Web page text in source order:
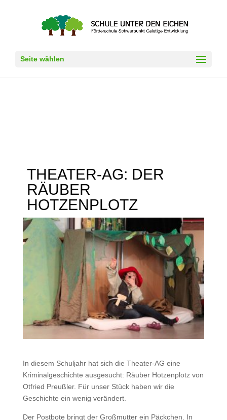
Seite wählen
THEATER-AG: DER
RÄUBER
HOTZENPLOTZ
In diesem Schuljahr hat sich die Theater-AG eine
Kriminalgeschichte ausgesucht: Räuber Hotzenplotz von
Otfried Preußler. Für unser Stück haben wir die
Geschichte ein wenig verändert.
Der Postbote bringt der Großmutter ein Päckchen. In